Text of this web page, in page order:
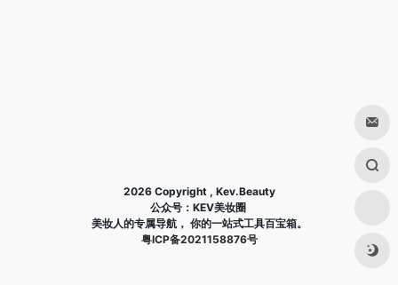
2026 Copyright , Kev.Beauty
公众号：KEV美妆圈
美妆人的专属导航， 你的一站式工具百宝箱。
粤ICP备2021158876号